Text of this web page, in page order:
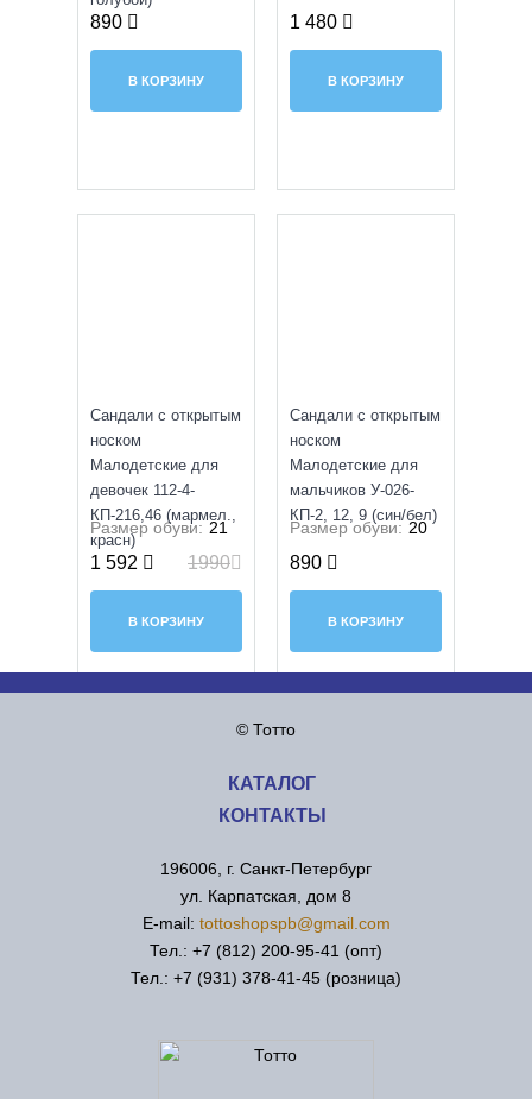
890
В КОРЗИНУ
1 480
В КОРЗИНУ
Сандали с открытым
носком
Малодетские для
девочек 112-4-
КП-216,46 (мармел.,
красн)
Размер обуви: 21
1 592 1990
В КОРЗИНУ
Сандали с открытым
носком
Малодетские для
мальчиков У-026-
КП-2, 12, 9 (син/бел)
Размер обуви: 20
890
В КОРЗИНУ
© Тотто
КАТАЛОГ
КОНТАКТЫ
196006, г. Санкт-Петербург
ул. Карпатская, дом 8
Е-mail: tottoshopspb@gmail.com
Тел.: +7 (812) 200-95-41 (опт)
Тел.: +7 (931) 378-41-45 (розница)